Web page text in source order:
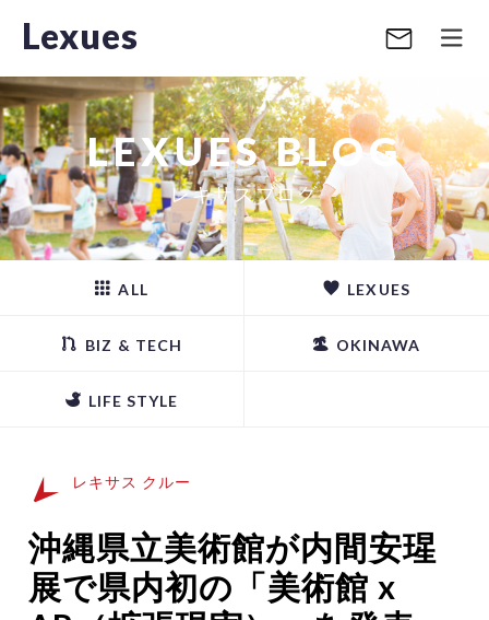
Lexues
LEXUES BLOG
レキサスブログ
ALL LEXUES
BIZ & TECH OKINAWA
LIFE STYLE
レキサス クルー
沖縄県立美術館が内間安瑆
展で県内初の「美術館 x